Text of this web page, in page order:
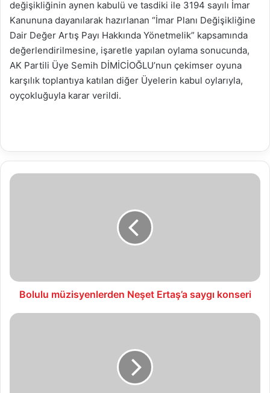
değişikliğinin aynen kabulü ve tasdiki ile 3194 sayılı İmar
Kanununa dayanılarak hazırlanan “İmar Planı Değişikliğine
Dair Değer Artış Payı Hakkında Yönetmelik” kapsamında
değerlendirilmesine, işaretle yapılan oylama sonucunda,
AK Partili Üye Semih DİMİCİOĞLU’nun çekimser oyuna
karşılık toplantıya katılan diğer Üyelerin kabul oylarıyla,
oyçokluğuyla karar verildi.
Bolulu
Bolulu müzisyenlerden Neşet Ertaş’a saygı konseri
21.09.2023